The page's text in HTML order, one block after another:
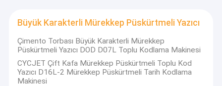
Kalite kontrol
Bizimle iletişime geçin
Bir teklif isteği
Büyük Karakterli Mürekkep Püskürtmeli Yazıcı
Çimento Torbası Büyük Karakterli Mürekkep
Püskürtmeli Yazıcı DOD D07L Toplu Kodlama Makinesi
CYCJET Çift Kafa Mürekkep Püskürtmeli Toplu Kod
Yazıcı D16L-2 Mürekkep Püskürtmeli Tarih Kodlama
Makinesi